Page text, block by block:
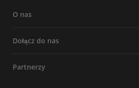
O nas
Dołącz do nas
Partnerzy